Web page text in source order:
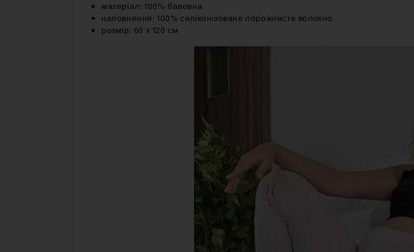
матеріал: 100% бавовна
наповнення: 100% силіконізоване порожнисте волокно
розмір: 60 x 120 см